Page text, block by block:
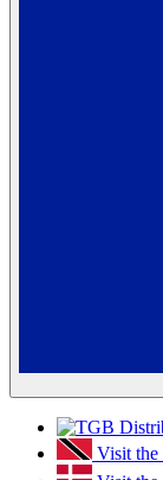
Visit